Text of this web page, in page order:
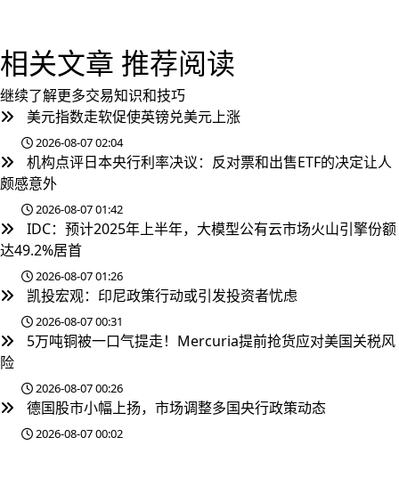
相关文章 推荐阅读
继续了解更多交易知识和技巧
美元指数走软促使英镑兑美元上涨
2026-08-07 02:04
机构点评日本央行利率决议：反对票和出售ETF的决定让人
颇感意外
2026-08-07 01:42
IDC：预计2025年上半年，大模型公有云市场火山引擎份额
达49.2%居首
2026-08-07 01:26
凯投宏观：印尼政策行动或引发投资者忧虑
2026-08-07 00:31
5万吨铜被一口气提走！Mercuria提前抢货应对美国关税风
险
2026-08-07 00:26
德国股市小幅上扬，市场调整多国央行政策动态
2026-08-07 00:02